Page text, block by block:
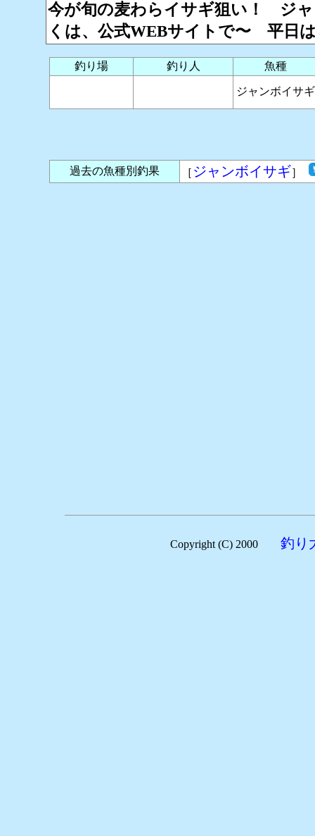
今が旬の麦わらイサギ狙い！ ジ
くは、公式WEBサイトで〜 平
釣り場 釣り人 魚種
ジャンボイサギ
過去の魚種別釣果 ［ ジャンボイサギ］
Copyright (C) 2000 釣り